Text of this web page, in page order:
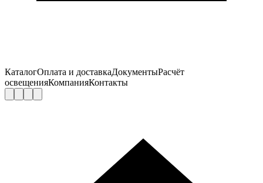
КаталогОплата и доставкаДокументыРасчёт
освещенияКомпанияКонтакты